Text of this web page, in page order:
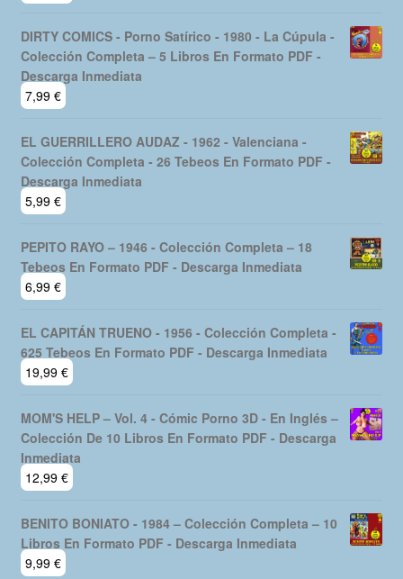
DIRTY COMICS - Porno Satírico - 1980 - La Cúpula -
Colección Completa – 5 Libros En Formato PDF -
Descarga Inmediata
7,99 €
EL GUERRILLERO AUDAZ - 1962 - Valenciana -
Colección Completa - 26 Tebeos En Formato PDF -
Descarga Inmediata
5,99 €
PEPITO RAYO – 1946 - Colección Completa – 18
Tebeos En Formato PDF - Descarga Inmediata
6,99 €
EL CAPITÁN TRUENO - 1956 - Colección Completa -
625 Tebeos En Formato PDF - Descarga Inmediata
19,99 €
MOM'S HELP – Vol. 4 - Cómic Porno 3D - En Inglés –
Colección De 10 Libros En Formato PDF - Descarga
Inmediata
12,99 €
BENITO BONIATO - 1984 – Colección Completa – 10
Libros En Formato PDF - Descarga Inmediata
9,99 €